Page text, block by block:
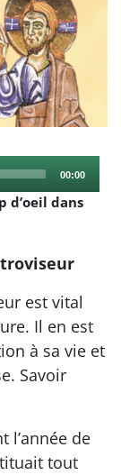
Total
00:00
d’oeil dans
est vital
Il en est
à sa vie et
Savoir
l’année de
tout